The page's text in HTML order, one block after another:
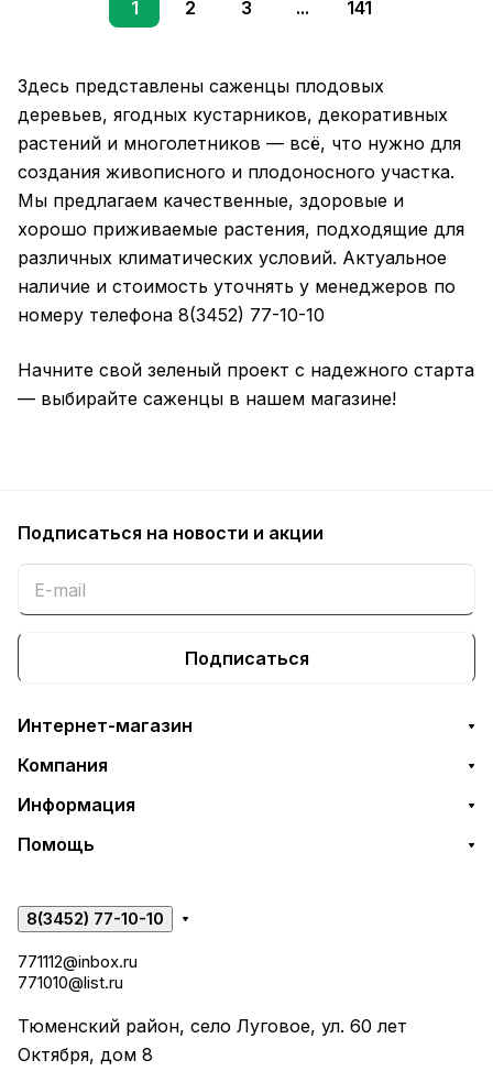
1 2 3 ... 141
Здесь представлены саженцы плодовых
деревьев, ягодных кустарников, декоративных
растений и многолетников — всё, что нужно для
создания живописного и плодоносного участка.
Мы предлагаем качественные, здоровые и
хорошо приживаемые растения, подходящие для
различных климатических условий. Актуальное
наличие и стоимость уточнять у менеджеров по
номеру телефона 8(3452) 77-10-10
Начните свой зеленый проект с надежного старта
— выбирайте саженцы в нашем магазине!
Подписаться на новости и акции
Подписаться
Интернет-магазин
Компания
Информация
Помощь
8(3452) 77-10-10
771112@inbox.ru
771010@list.ru
Тюменский район, село Луговое, ул. 60 лет
Октября, дом 8